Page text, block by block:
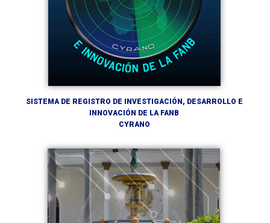
SISTEMA DE REGISTRO DE INVESTIGACIÓN, DESARROLLO E
INNOVACIÓN DE LA FANB
CYRANO